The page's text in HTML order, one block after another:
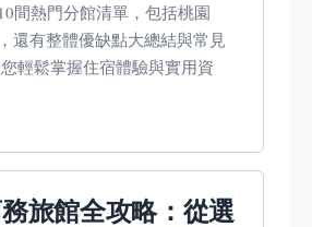
間熱門分館清單，包括桃園
還有整體優缺點大總結與常見
輕鬆掌握住宿體驗與實用資
旅館全攻略：從選